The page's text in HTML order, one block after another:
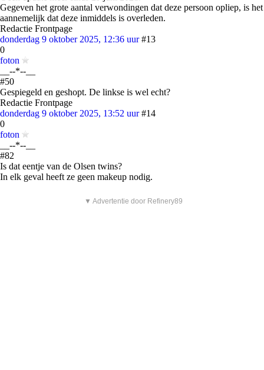
Gegeven het grote aantal verwondingen dat deze persoon opliep, is het
aannemelijk dat deze inmiddels is overleden.
Redactie Frontpage
donderdag 9 oktober 2025, 12:36 uur #13
0
foton
__--*--__
#50
Gespiegeld en geshopt. De linkse is wel echt?
Redactie Frontpage
donderdag 9 oktober 2025, 13:52 uur #14
0
foton
__--*--__
#82
Is dat eentje van de Olsen twins?
In elk geval heeft ze geen makeup nodig.
▼ Advertentie door Refinery89